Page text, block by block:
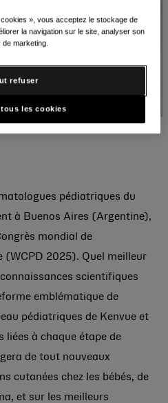
pédiatriques du
à Buenos Aires (Argentine),
mondial de
(WCPD 2025). Quel meilleur
scientifiques
emblématique de
pédiatriques de Kenvue et
liées à chaque étape de
de tout nouveaux
cutanées chez les bébés, de
et sur les meilleurs
», vous acceptez le stockage de
la navigation sur le site, analyser son
de marketing.
refuser
les cookies